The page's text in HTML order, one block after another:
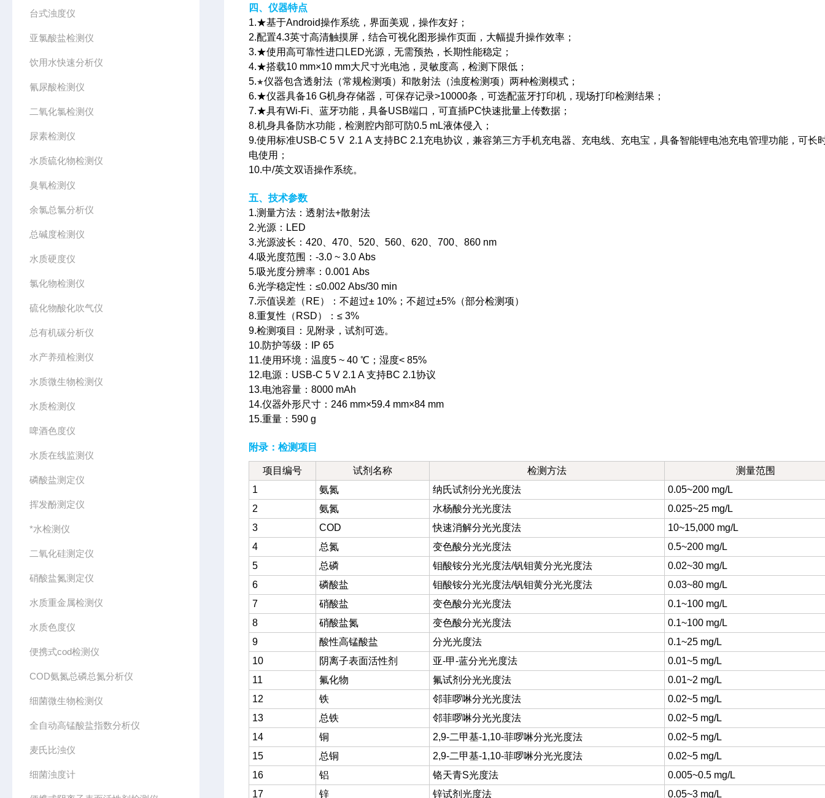
台式浊度仪
亚氯酸盐检测仪
饮用水快速分析仪
氰尿酸检测仪
二氧化氯检测仪
尿素检测仪
水质硫化物检测仪
臭氧检测仪
余氯总氯分析仪
总碱度检测仪
水质硬度仪
氯化物检测仪
硫化物酸化吹气仪
总有机碳分析仪
水产养殖检测仪
水质微生物检测仪
水质检测仪
啤酒色度仪
水质在线监测仪
磷酸盐测定仪
挥发酚测定仪
*水检测仪
二氧化硅测定仪
硝酸盐氮测定仪
水质重金属检测仪
水质色度仪
便携式cod检测仪
COD氨氮总磷总氮分析仪
细菌微生物检测仪
全自动高锰酸盐指数分析仪
麦氏比浊仪
细菌浊度计
四、仪器特点
1.★基于Android操作系统，界面美观，操作友好；
2.配置4.3英寸高清触摸屏，结合可视化图形操作页面，大幅提升操作效率；
3.★使用高可靠性进口LED光源，无需预热，长期性能稳定；
4.★搭载10 mm×10 mm大尺寸光电池，灵敏度高，检测下限低；
5.★仪器包含透射法（常规检测项）和散射法（浊度检测项）两种检测模式；
6.★仪器具备16 G机身存储器，可保存记录>10000条，可选配蓝牙打印机，现场打印检测结果；
7.★具有Wi-Fi、蓝牙功能，具备USB端口，可直插PC快速批量上传数据；
8.机身具备防水功能，检测腔内部可防0.5 mL液体侵入；
9.使用标准USB-C 5 V 2.1 A 支持BC 2.1充电协议，兼容第三方手机充电器、充电线、充电宝，具备智能锂电池充电管理功能，可长
电使用；
10.中/英文双语操作系统。
五、技术参数
1.测量方法：透射法+散射法
2.光源：LED
3.光源波长：420、470、520、560、620、700、860 nm
4.吸光度范围：-3.0 ~ 3.0 Abs
5.吸光度分辨率：0.001 Abs
6.光学稳定性：≤0.002 Abs/30 min
7.示值误差（RE）：不超过± 10%；不超过±5%（部分检测项）
8.重复性（RSD）：≤ 3%
9.检测项目：见附录，试剂可选。
10.防护等级：IP 65
11.使用环境：温度5 ~ 40 ℃；湿度< 85%
12.电源：USB-C 5 V 2.1 A 支持BC 2.1协议
13.电池容量：8000 mAh
14.仪器外形尺寸：246 mm×59.4 mm×84 mm
15.重量：590 g
附录：检测项目
项目编号 试剂名称 检测方法
测量范围
1
氨氮 纳氏试剂分光光度法
0.05~200 mg/L
2
氨氮 水杨酸分光光度法
0.025~25 mg/L
3
COD 快速消解分光光度法
10~15,000 mg/L
4
总氮 变色酸分光光度法
0.5~200 mg/L
5
总磷 钼酸铵分光光度法/钒钼黄分光光度法
0.02~30 mg/L
6
磷酸盐 钼酸铵分光光度法/钒钼黄分光光度法
0.03~80 mg/L
7
硝酸盐 变色酸分光光度法
0.1~100 mg/L
8
硝酸盐氮 变色酸分光光度法
0.1~100 mg/L
9
酸性高锰酸盐 分光光度法
0.1~25 mg/L
10
阴离子表面活性剂 亚-甲-蓝分光光度法
0.01~5 mg/L
11
氟化物 氟试剂分光光度法
0.01~2 mg/L
12
铁 邻菲啰啉分光光度法
0.02~5 mg/L
13
总铁 邻菲啰啉分光光度法
0.02~5 mg/L
14
铜 2,9-二甲基-1,10-菲啰啉分光光度法
0.02~5 mg/L
15
总铜 2,9-二甲基-1,10-菲啰啉分光光度法
0.02~5 mg/L
16
铝 铬天青S光度法
0.005~0.5 mg/L
17
锌 锌试剂光度法 0.05~3 mg/L